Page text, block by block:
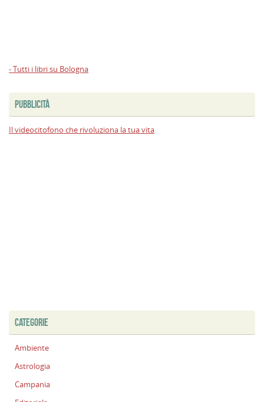
- Tutti i libri su Bologna
PUBBLICITÀ
Il videocitofono che rivoluziona la tua vita
CATEGORIE
Ambiente
Astrologia
Campania